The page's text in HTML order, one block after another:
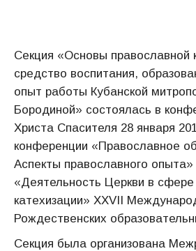
Секция «Основы православной
средство воспитания,
опыт работы Кубанской
Бородиной» состоялась в
Христа Спасителя 28 января
конференции «Православное
Аспекты православного опыта»
«Деятельность Церкви в сфере
катехизации» XXVII
Рождественских
Секция была организована